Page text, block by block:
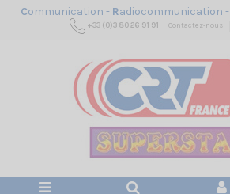
Communication - Radiocommunication -
+33 (0)3 80 26 91 91 Contactez-nous